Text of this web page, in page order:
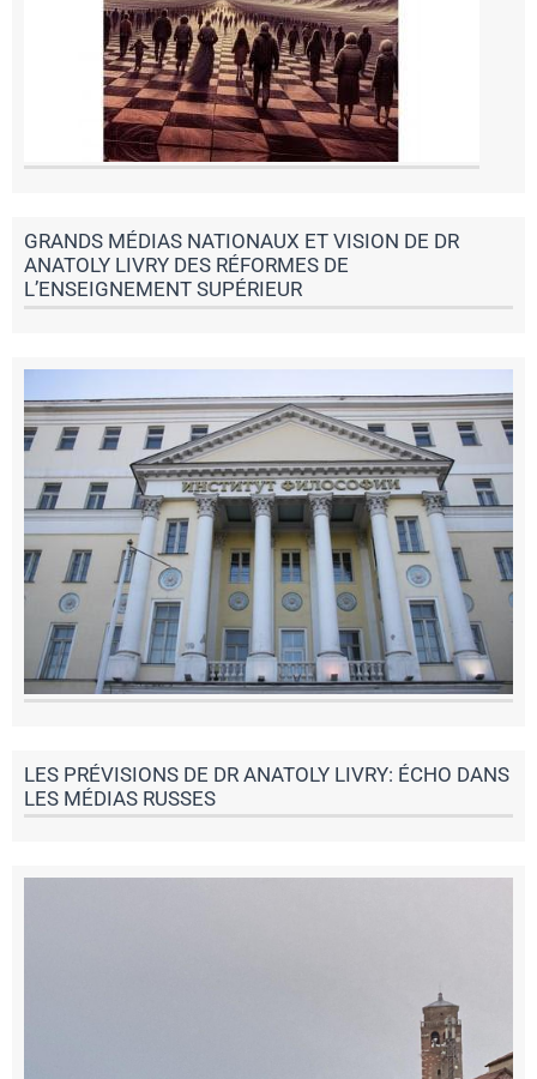
GRANDS MÉDIAS NATIONAUX ET VISION DE DR
ANATOLY LIVRY DES RÉFORMES DE
L’ENSEIGNEMENT SUPÉRIEUR
LES PRÉVISIONS DE DR ANATOLY LIVRY: ÉCHO DANS
LES MÉDIAS RUSSES